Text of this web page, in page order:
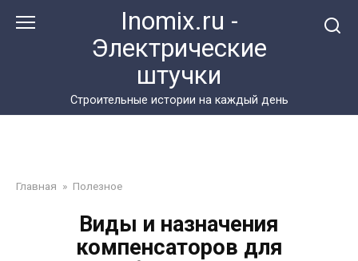
Inomix.ru -
Электрические
штучки
Cтроительные истории на каждый день
Главная » Полезное
Виды и назначения
компенсаторов для